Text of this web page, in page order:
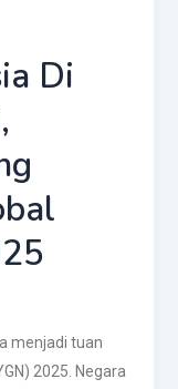
Di
menjadi tuan
2025. Negara